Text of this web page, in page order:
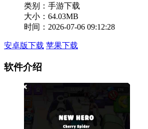
类别：手游下载
大小：64.03MB
时间：2026-07-06 09:12:28
安卓版下载 苹果下载
软件介绍